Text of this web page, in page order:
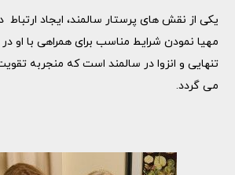
یكی از نقش های پرستار سالمند، ایجاد ارتباط
مهیا نمودن شرایط مناسب برای همراهی با
تنهایی و انزوا در سالمند است که منجربه
می گردد.